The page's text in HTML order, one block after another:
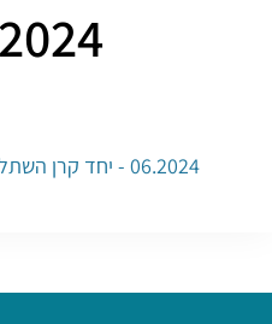
06.2024 – יחד קרן השתלמות
06.2024 - יחד קרן השתלמות לרופאים - מסלול אג"ח ממשלות